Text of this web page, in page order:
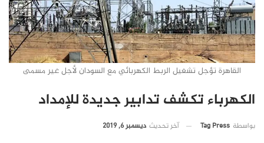
القاهرة تؤجل تشغيل الربط الكهربائي مع السودان لأجل غير مسمى
الكهرباء تكشف تدابير جديدة للإمداد
بواسطة Tag Press آخر تحديث ديسمبر 6, 2019